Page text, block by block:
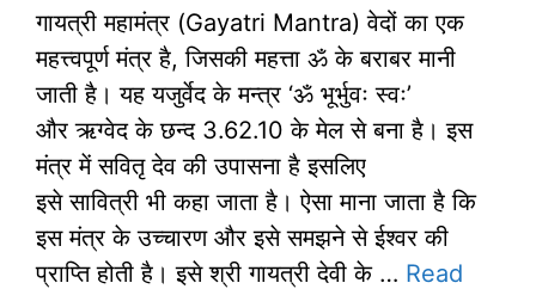
गायत्री महामंत्र (Gayatri Mantra) वेदों का एक
महत्त्वपूर्ण मंत्र है, जिसकी महत्ता ॐ के बराबर मानी
जाती है। यह यजुर्वेद के मन्त्र ‘ॐ भूर्भुवः स्वः’
और ऋग्वेद के छन्द 3.62.10 के मेल से बना है। इस
मंत्र में सवितृ देव की उपासना है इसलिए
इसे सावित्री भी कहा जाता है। ऐसा माना जाता है कि
इस मंत्र के उच्चारण और इसे समझने से ईश्वर की
प्राप्ति होती है। इसे श्री गायत्री देवी के … Read